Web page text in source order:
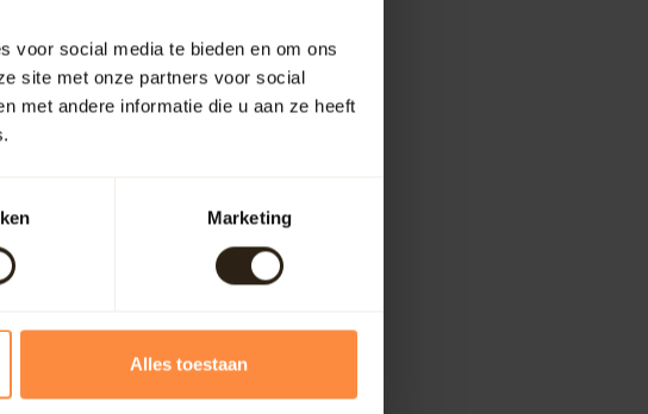
voor social media te bieden en om ons
site met onze partners voor social
met andere informatie die u aan ze heeft
Marketing
Alles toestaan